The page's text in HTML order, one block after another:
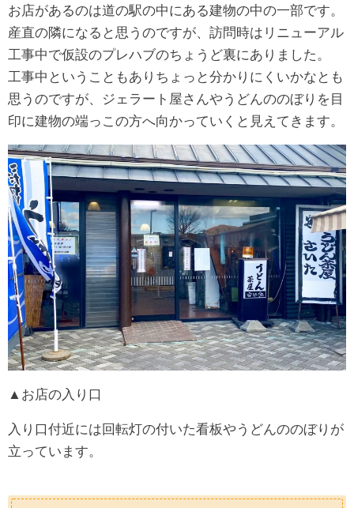
お店があるのは道の駅の中にある建物の中の一部です。
産直の隣になると思うのですが、訪問時はリニューアル
工事中で仮設のプレハブのちょうど裏にありました。
工事中ということもありちょっと分かりにくいかなとも
思うのですが、ジェラート屋さんやうどんののぼりを目
印に建物の端っこの方へ向かっていくと見えてきます。
▲お店の入り口
入り口付近には回転灯の付いた看板やうどんののぼりが
立っています。